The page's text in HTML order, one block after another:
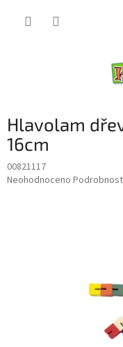
Hlavolam
16cm
00821117
Průměrné
Neohodnoceno